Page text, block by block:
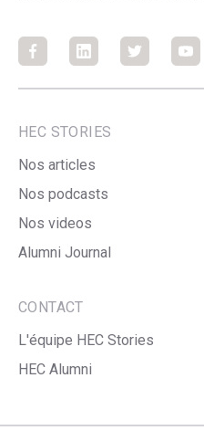
FacebookFacebookFacebook
HEC STORIES
Nos articles
Nos podcasts
Nos videos
Alumni Journal
CONTACT
L'équipe HEC Stories
HEC Alumni